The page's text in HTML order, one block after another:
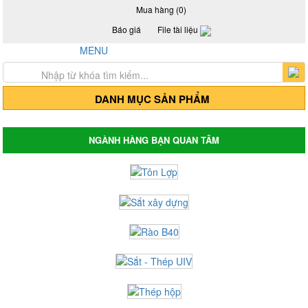
Mua hàng (0)
Báo giá
File tài liệu
MENU
Trang chủ
Giới thiệu
Thép hộp mạ kẽm - Thép hộp đen
Thép hộp đen
Thép hộp mã kẽm Hòa Phát
Thép hộp mã kẽm Hoa Sen
Giá tôn lợp, tôn Hoa Sen, tôn Đông Á, tôn
Tôn mạ màu Trung Quốc
Tôn mạ màu Phương Nam
Tôn mạ màu Đông Á
Tôn lợp Hòa Phát
Tôn lợp Hoa Sen
Tôn chống nóng - Tôn cách nhiệt
DANH MỤC SẢN PHẨM
NGÀNH HÀNG BẠN QUAN TÂM